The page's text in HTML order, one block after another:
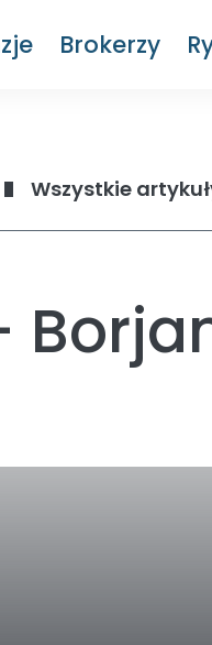
Brokerzy
Wszystkie